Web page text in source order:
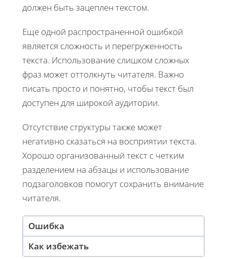
должен быть зацеплен текстом.
Еще одной распространенной ошибкой
является сложность и перегруженность
текста. Использование слишком сложных
фраз может оттолкнуть читателя. Важно
писать просто и понятно, чтобы текст был
доступен для широкой аудитории.
Отсутствие структуры также может
негативно сказаться на восприятии текста.
Хорошо организованный текст с четким
разделением на абзацы и использование
подзаголовков помогут сохранить внимание
читателя.
Ошибка
Как избежать